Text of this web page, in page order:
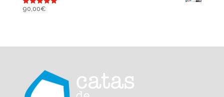
Valorado
90,00€